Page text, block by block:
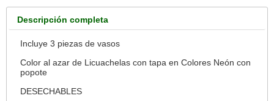
Descripción completa
Incluye 3 piezas de vasos
Color al azar de Licuachelas con tapa en Colores Neón con
popote
DESECHABLES